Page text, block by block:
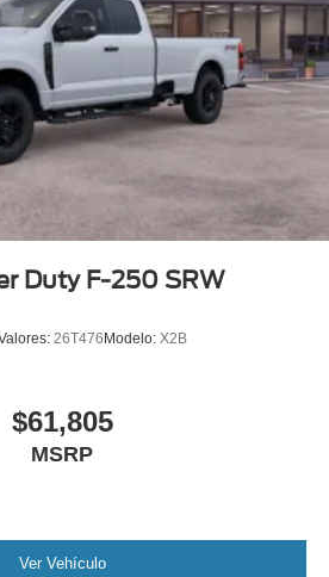
Duty F-250 SRW
26T476 Modelo: X2B
$61,805
MSRP
Ver Vehículo